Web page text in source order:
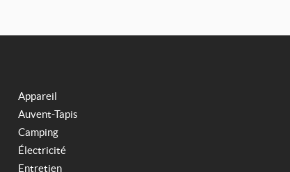
Appareil
Auvent-Tapis
Camping
Électricité
Entretien